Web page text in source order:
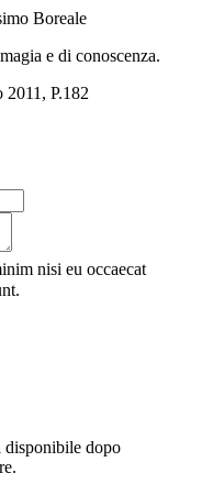
Boreale
e di conoscenza.
P.182
nisi eu occaecat
disponibile dopo